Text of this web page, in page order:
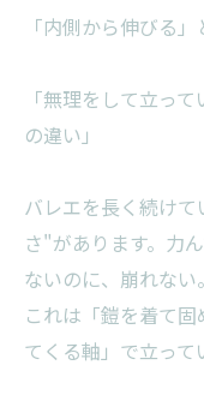
「内側から伸びる
「無理をして立っ
の違い」
バレエを長く続け
さ"があります。力
ないのに、崩れない。
これは「鎧を着て
てくる軸」で立って